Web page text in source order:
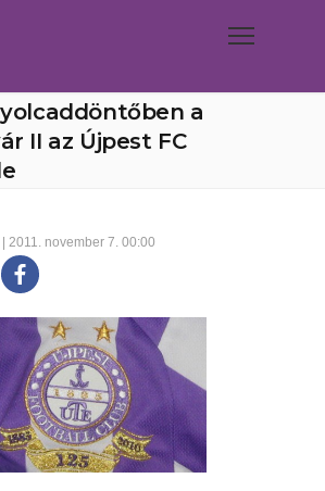
a
II az Újpest FC
| 2011. november 7. 00:00